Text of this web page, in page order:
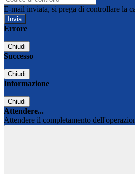
E-mail inviata, si prega di controllare la
Errore
Chiudi
Successo
Chiudi
Informazione
Chiudi
Attendere...
Attendere il completamento